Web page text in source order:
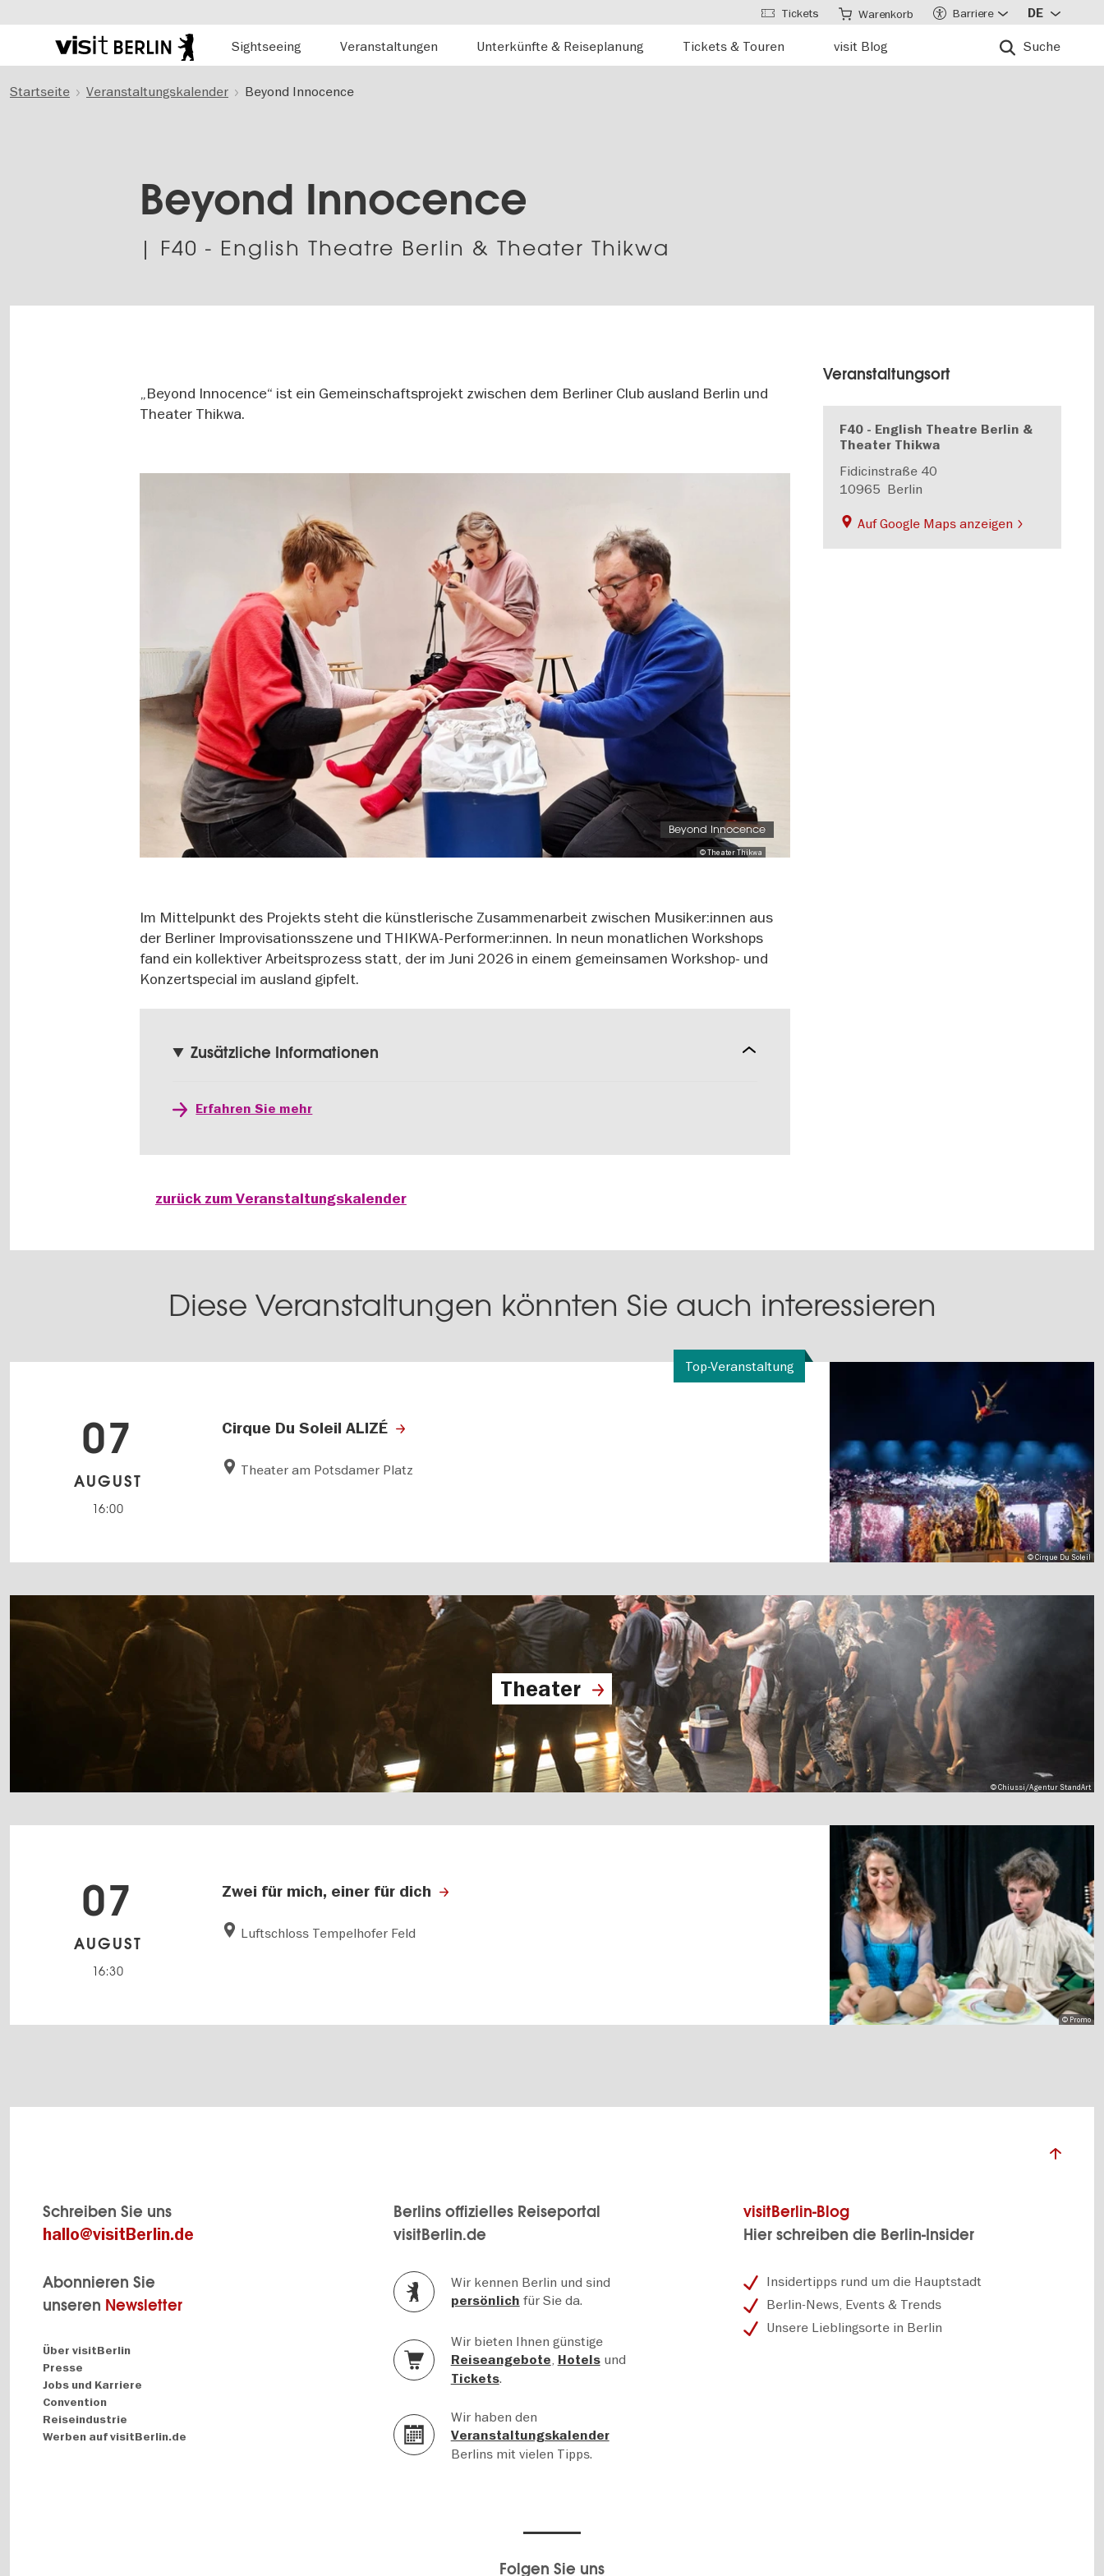
zum
Berlins
Tourismusportal
Sightseeing
Veranstaltungen Unterkünfte & Reiseplanung Tickets & Touren visit Blog Suche
Tickets Warenkorb Barriere DE
Startseite Veranstaltungskalender Beyond Innocence
Beyond Innocence
| F40 - English Theatre Berlin & Theater Thikwa
„Beyond Innocence“ ist ein Gemeinschaftsprojekt zwischen dem Berliner Club ausland Berlin und
Theater Thikwa.
© Theater Thikwa
Beyond Innocence
Veranstaltungsort
F40 - English Theatre Berlin &
Theater Thikwa
Fidicinstraße 40
10965 Berlin
Auf Google Maps anzeigen
Im Mittelpunkt des Projekts steht die künstlerische Zusammenarbeit zwischen Musiker:innen aus
der Berliner Improvisationsszene und THIKWA-Performer:innen. In neun monatlichen Workshops
fand ein kollektiver Arbeitsprozess statt, der im Juni 2026 in einem gemeinsamen Workshop- und
Konzertspecial im ausland gipfelt.
Zusätzliche Informationen
Erfahren Sie mehr
zurück zum Veranstaltungskalender
Diese Veranstaltungen könnten Sie auch interessieren
Top-Veranstaltung
Cirque Du Soleil ALIZÉ
Theater am Potsdamer Platz
07
AUGUST
16:00
© Cirque Du Soleil
Theater
© Chiussi/Agentur StandArt
Zwei für mich, einer für dich
Luftschloss Tempelhofer Feld
07
AUGUST
16:30
© Promo
Schreiben Sie uns
hallo@visitBerlin.de
Abonnieren Sie
unseren Newsletter
Navigation:
About
Über visitBerlin
Presse
Jobs und Karriere
Convention
Reiseindustrie
Werben auf visitBerlin.de
Berlins offizielles Reiseportal
visitBerlin.de
Wir kennen Berlin und sind
persönlich für Sie da.
Wir bieten Ihnen günstige
Reiseangebote Hotelsund
Tickets.
Wir haben den
Veranstaltungskalender
Berlins mit vielen Tipps.
visitBerlin-Blog
Hier schreiben die Berlin-Insider
Insidertipps rund um die Hauptstadt
Berlin-News, Events & Trends
Unsere Lieblingsorte in Berlin
Folgen Sie uns